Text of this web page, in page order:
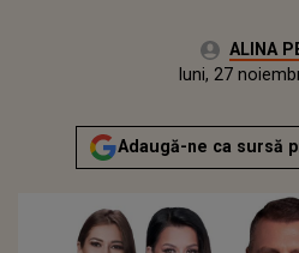
Autor:ALINA
luni, 27 noiembrie 2023Actualizat:
luni, 27
Adaugă-ne ca sursă